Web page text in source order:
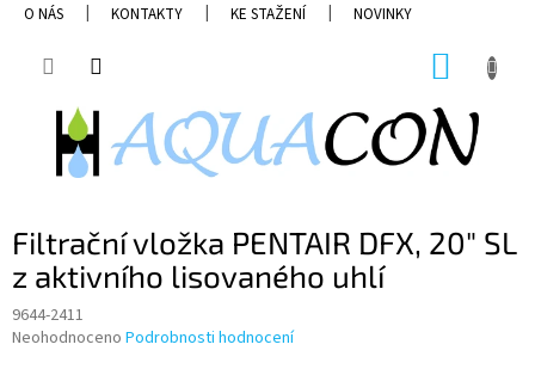
PřejítO NÁS KONTAKTY KE STAŽENÍ NOVINKY
Filtrační vložka PENTAIR DFX, 20" SL
z aktivního lisovaného uhlí
9644-2411
Průměrné
Neohodnoceno Podrobnosti hodnocení